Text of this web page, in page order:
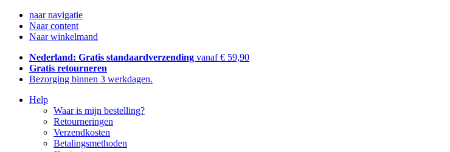
naar navigatie
Naar content
Naar winkelmand
Nederland: Gratis standaardverzending vanaf € 59,90
Gratis retourneren
Bezorging binnen 3 werkdagen.
Help
Waar is mijn bestelling?
Retourneringen
Verzendkosten
Betalingsmethoden